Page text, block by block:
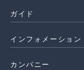
ガイド
インフォメーション
カンパニー